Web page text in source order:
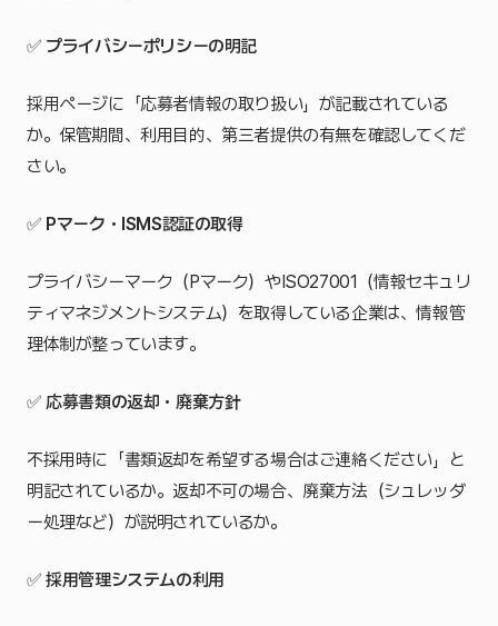
✅ プライバシーポリシーの明記
採用ページに「応募者情報の取り扱い」が記載されている
か。保管期間、利用目的、第三者提供の有無を確認してくだ
さい。
✅ Pマーク・ISMS認証の取得
プライバシーマーク（Pマーク）やISO27001（情報セキュリ
ティマネジメントシステム）を取得している企業は、情報管
理体制が整っています。
✅応募書類の返却・廃棄方針
不採用時に「書類返却を希望する場合はご連絡ください」と
明記されているか。返却不可の場合、廃棄方法（シュレッダ
ー処理など）が説明されているか。
✅採用管理システムの利用